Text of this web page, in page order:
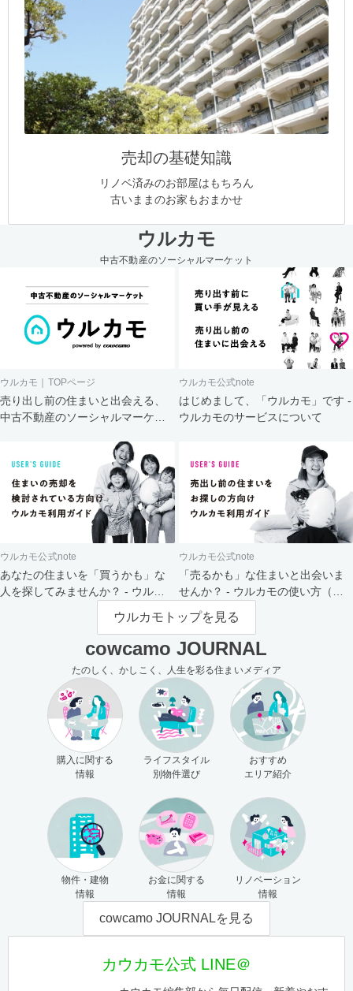
売却の基礎知識
リノベ済みのお部屋はもちろん
古いままのお家もおまかせ
ウルカモ
中古不動産のソーシャルマーケット
ウルカモ｜TOPページ
売り出し前の住まいと出会える、
中古不動産のソーシャルマーケッ
ウルカモ公式note
はじめまして、「ウルカモ」です -
ウルカモのサービスについて
ウルカモ公式note
あなたの住まいを「買うかも」な
人を探してみませんか？ - ウルカ
ウルカモ公式note
「売るかも」な住まいと出会いま
せんか？ - ウルカモの使い方（買
主さま向け）
ウルカモトップを見る
cowcamo JOURNAL
たのしく、かしこく、人生を彩る住まいメディア
購入に関する
情報
ライフスタイル
別物件選び
おすすめ
エリア紹介
物件・建物
情報
お金に関する
情報
リノベーション
情報
cowcamo JOURNALを見る
カウカモ公式 LINE＠